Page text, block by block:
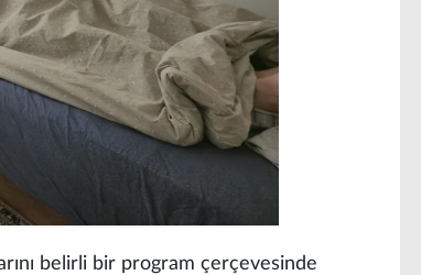
belirli bir program çerçevesinde